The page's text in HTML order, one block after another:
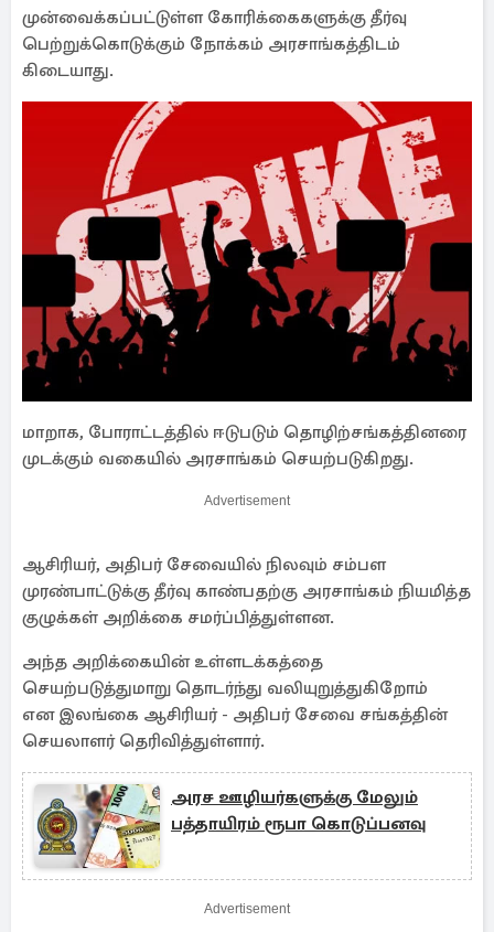
முன்வைக்கப்பட்டுள்ள கோரிக்கைகளுக்கு தீர்வு
பெற்றுக்கொடுக்கும் நோக்கம் அரசாங்கத்திடம்
கிடையாது.
மாறாக, போராட்டத்தில் ஈடுபடும் தொழிற்சங்கத்தினரை
முடக்கும் வகையில் அரசாங்கம் செயற்படுகிறது.
Advertisement
ஆசிரியர், அதிபர் சேவையில் நிலவும் சம்பள
முரண்பாட்டுக்கு தீர்வு காண்பதற்கு அரசாங்கம் நியமித்த
குழுக்கள் அறிக்கை சமர்ப்பித்துள்ளன.
அந்த அறிக்கையின் உள்ளடக்கத்தை
செயற்படுத்துமாறு தொடர்ந்து வலியுறுத்துகிறோம்
என இலங்கை ஆசிரியர் - அதிபர் சேவை சங்கத்தின்
செயலாளர் தெரிவித்துள்ளார்.
அரச ஊழியர்களுக்கு மேலும்
பத்தாயிரம் ரூபா கொடுப்பனவு
Advertisement